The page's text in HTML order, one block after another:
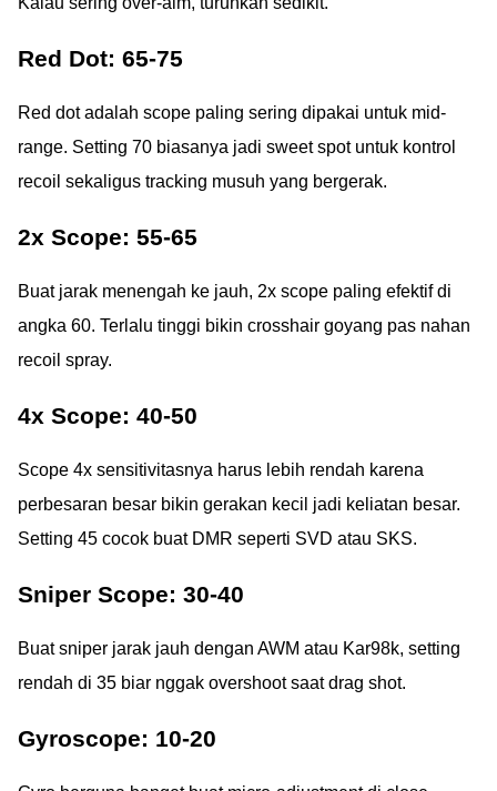
Red Dot: 65-75
Red dot adalah scope paling sering dipakai untuk mid-
range. Setting 70 biasanya jadi sweet spot untuk kontrol
recoil sekaligus tracking musuh yang bergerak.
2x Scope: 55-65
Buat jarak menengah ke jauh, 2x scope paling efektif di
angka 60. Terlalu tinggi bikin crosshair goyang pas nahan
recoil spray.
4x Scope: 40-50
Scope 4x sensitivitasnya harus lebih rendah karena
perbesaran besar bikin gerakan kecil jadi keliatan besar.
Setting 45 cocok buat DMR seperti SVD atau SKS.
Sniper Scope: 30-40
Buat sniper jarak jauh dengan AWM atau Kar98k, setting
rendah di 35 biar nggak overshoot saat drag shot.
Gyroscope: 10-20